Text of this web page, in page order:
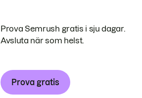
Prova Semrush gratis i sju dagar.
Avsluta när som helst.
Prova gratis